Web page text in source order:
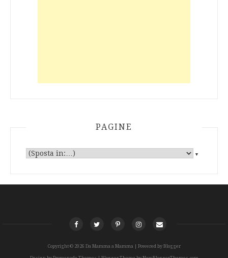
PAGINE
▼
Copyright © 2026 Da Mamma a Mamma | Powered by Blogger